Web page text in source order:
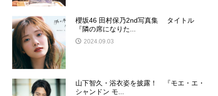
櫻坂46 田村保乃2nd写真集 タイトル
『隣の席になりた...
2024.09.03
山下智久・浴衣姿を披露！ 『モエ・エ・
シャンドン モ...